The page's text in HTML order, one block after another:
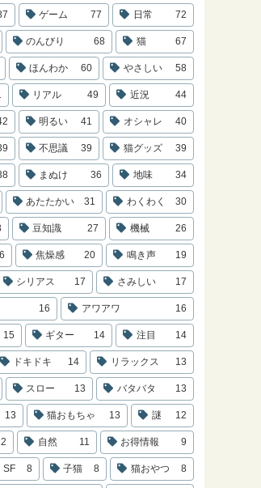
ゲーム 77 日常 72
のんびり 68 猫 67
ほんわか 60 やさしい 58
リアル 49 近況 44
明るい 41 オシャレ 40
不思議 39 猫グッズ 39
まぬけ 36 地味 34
あたたかい 31 わくわく 30
豆知識 27 機械 26
焦燥感 20 鳴き声 19
シリアス 17 さみしい 17
16 アワアワ 16
15 ギター 14 注目 14
ドキドキ 14 リラックス 13
スロー 13 バタバタ 13
13 猫おもちゃ 13 謎 12
自然 11 お得情報 9
SF 8 子猫 8 猫おやつ 8